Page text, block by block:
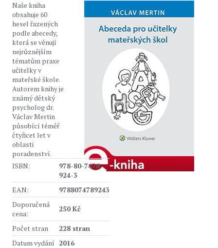
Naše kniha
obsahuje 60
hesel řazených
podle abecedy,
která se věnují
nejrůznějším
tématům praxe
učitelky v
mateřské škole.
Autorem knihy je
známý dětský
psycholog dr.
Václav Mertin
působící téměř
čtyřicet let v
oblasti
poradenství.
ISBN:
978-80-7478-
924-3
EAN:
9788074789243
Doporučená
cena:
250 Kč
Počet stran
228 stran
Datum vydání 2016